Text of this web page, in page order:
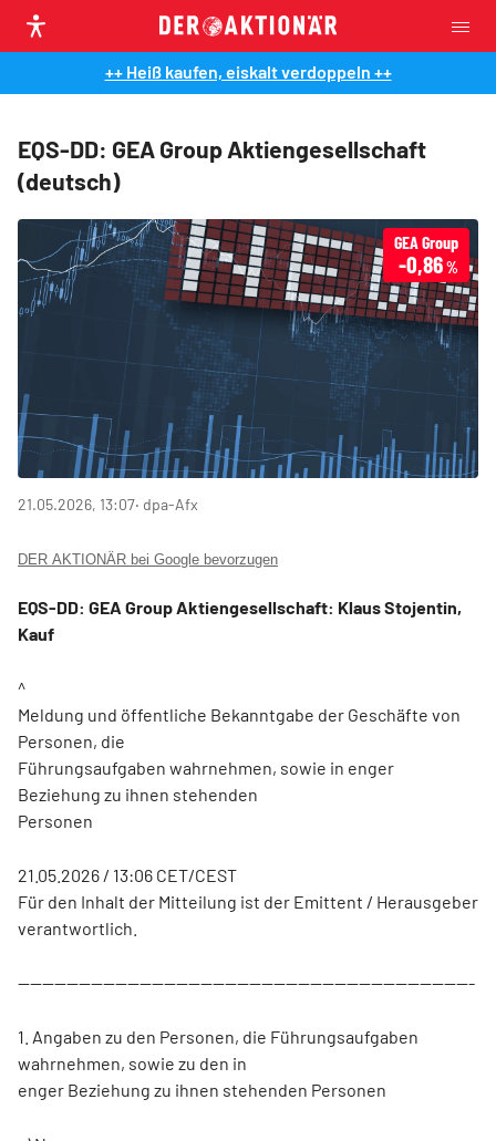
++ Heiß kaufen, eiskalt verdoppeln ++
EQS-DD: GEA Group Aktiengesellschaft
(deutsch)
GEA Group
-0,86%
21.05.2026, 13:07‧ dpa-Afx
DER AKTIONÄR bei Google bevorzugen
EQS-DD: GEA Group Aktiengesellschaft: Klaus Stojentin,
Kauf
^
Meldung und öffentliche Bekanntgabe der Geschäfte von
Personen, die
Führungsaufgaben wahrnehmen, sowie in enger
Beziehung zu ihnen stehenden
Personen
21.05.2026 / 13:06 CET/CEST
Für den Inhalt der Mitteilung ist der Emittent / Herausgeber
verantwortlich.
---------------------------------------------------------------------------
1. Angaben zu den Personen, die Führungsaufgaben
wahrnehmen, sowie zu den in
enger Beziehung zu ihnen stehenden Personen